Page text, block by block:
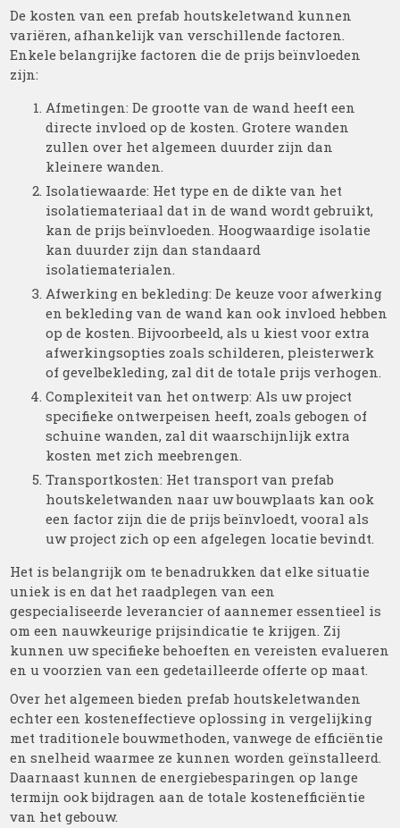
De kosten van een prefab houtskeletwand kunnen
variëren, afhankelijk van verschillende factoren.
Enkele belangrijke factoren die de prijs beïnvloeden
zijn:
Afmetingen: De grootte van de wand heeft een
directe invloed op de kosten. Grotere wanden
zullen over het algemeen duurder zijn dan
kleinere wanden.
Isolatiewaarde: Het type en de dikte van het
isolatiemateriaal dat in de wand wordt gebruikt,
kan de prijs beïnvloeden. Hoogwaardige isolatie
kan duurder zijn dan standaard
isolatiematerialen.
Afwerking en bekleding: De keuze voor afwerking
en bekleding van de wand kan ook invloed hebben
op de kosten. Bijvoorbeeld, als u kiest voor extra
afwerkingsopties zoals schilderen, pleisterwerk
of gevelbekleding, zal dit de totale prijs verhogen.
Complexiteit van het ontwerp: Als uw project
specifieke ontwerpeisen heeft, zoals gebogen of
schuine wanden, zal dit waarschijnlijk extra
kosten met zich meebrengen.
Transportkosten: Het transport van prefab
houtskeletwanden naar uw bouwplaats kan ook
een factor zijn die de prijs beïnvloedt, vooral als
uw project zich op een afgelegen locatie bevindt.
Het is belangrijk om te benadrukken dat elke situatie
uniek is en dat het raadplegen van een
gespecialiseerde leverancier of aannemer essentieel is
om een nauwkeurige prijsindicatie te krijgen. Zij
kunnen uw specifieke behoeften en vereisten evalueren
en u voorzien van een gedetailleerde offerte op maat.
Over het algemeen bieden prefab houtskeletwanden
echter een kosteneffectieve oplossing in vergelijking
met traditionele bouwmethoden, vanwege de efficiëntie
en snelheid waarmee ze kunnen worden geïnstalleerd.
Daarnaast kunnen de energiebesparingen op lange
termijn ook bijdragen aan de totale kostenefficiëntie
van het gebouw.